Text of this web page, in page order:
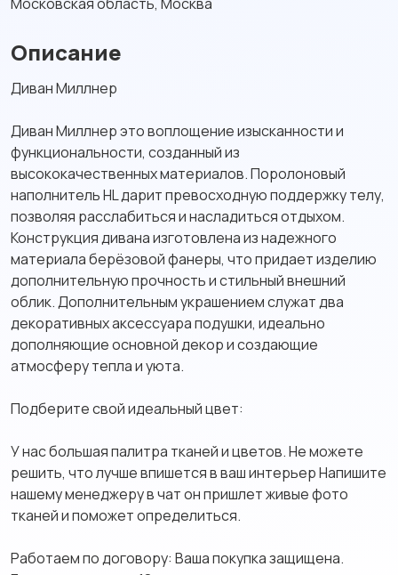
Описание
Диван Миллнер
Диван Миллнер это воплощение изысканности и
функциональности, созданный из
высококачественных материалов. Поролоновый
наполнитель HL дарит превосходную поддержку телу,
позволяя расслабиться и насладиться отдыхом.
Конструкция дивана изготовлена из надежного
материала берёзовой фанеры, что придает изделию
дополнительную прочность и стильный внешний
облик. Дополнительным украшением служат два
декоративных аксессуара подушки, идеально
дополняющие основной декор и создающие
атмосферу тепла и уюта.
Подберите свой идеальный цвет:
У нас большая палитра тканей и цветов. Не можете
решить, что лучше впишется в ваш интерьер Напишите
нашему менеджеру в чат он пришлет живые фото
тканей и поможет определиться.
Работаем по договору: Ваша покупка защищена.